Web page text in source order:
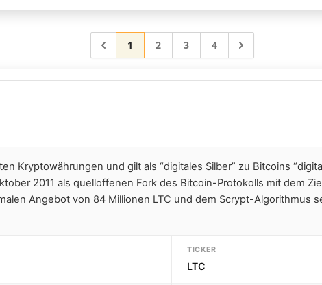
Gehe zur Seite
1 Gehe zur Seite
2 Gehe zur Seite
3 Gehe zur Seite
4 Gehe zu
Kryptowährungen und gilt als “digitales Silber” zu Bitcoins
2011 als quelloffenen Fork des Bitcoin-Protokolls mit dem
Angebot von 84 Millionen LTC und dem Scrypt-Algorithmus
TICKER
LTC